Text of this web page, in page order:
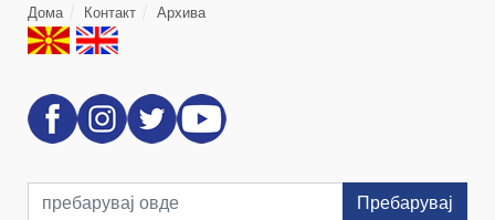
Дома Контакт Архива
Пребарувај